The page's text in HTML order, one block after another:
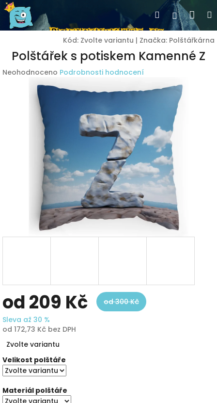
Přejít
na
obsah
Hledat
Kód: Zvolte variantu | Značka: Polštářkárna
Polštářek s potiskem Kamenné Z
Průměrné
Neohodnoceno Podrobnosti hodnocení
od209 Kč
od 300 Kč
Sleva až 30 %
od 172,73 Kč bez DPH
cena:
Zvolte variantu
Velikost polštáře
Materiál polštáře